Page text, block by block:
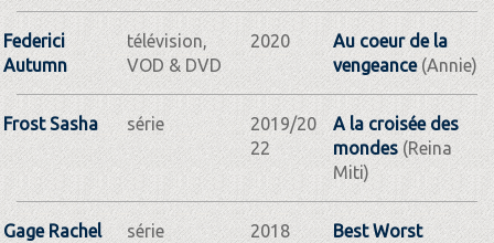
Federici
Autumn
télévision,
VOD & DVD
2020
Au coeur de la
vengeance(Annie)
Frost Sasha série
2019/20
22
A la croisée des
mondes(Reina
Miti)
Gage Rachel série 2018
Best Worst